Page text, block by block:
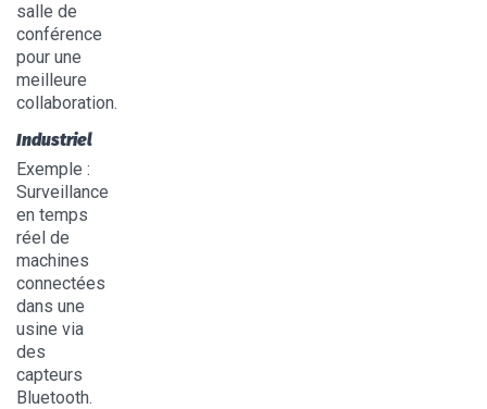
salle de
conférence
pour une
meilleure
collaboration.
Industriel
Exemple :
Surveillance
en temps
réel de
machines
connectées
dans une
usine via
des
capteurs
Bluetooth.